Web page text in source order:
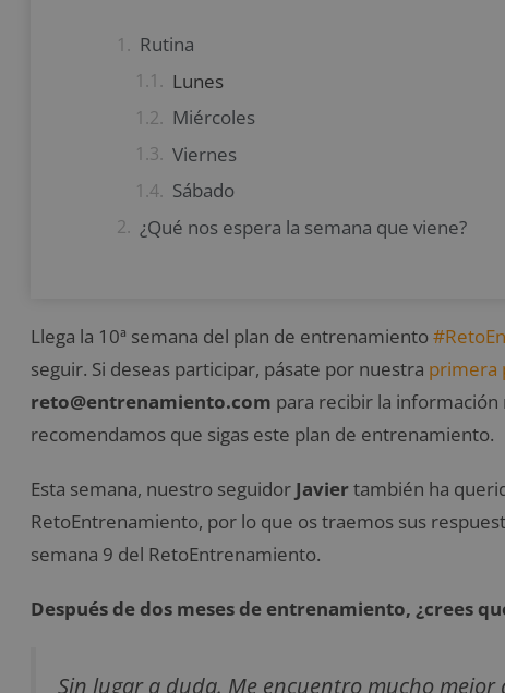
Rutina
Lunes
Miércoles
Viernes
Sábado
¿Qué nos espera la semana que viene?
Llega la 10ª semana del plan de entrenamiento
seguir. Si deseas participar, pásate por nuestra primera
reto@entrenamiento.com para recibir la
recomendamos que sigas este plan de entrenamiento.
Esta semana, nuestro seguidor Javiertambién ha
RetoEntrenamiento, por lo que os traemos sus
semana 9 del RetoEntrenamiento.
Después de dos meses de entrenamiento, ¿crees
Sin lugar a duda. Me encuentro mucho mejor